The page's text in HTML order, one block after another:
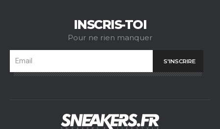
INSCRIS-TOI
Pour ne rien manquer